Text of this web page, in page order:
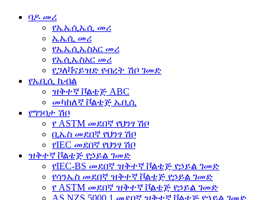
ባዶ መሪ
የኤኤሲኤሲ መሪ
ኤኤሲ መሪ
የኤኤሲኤስአር መሪ
የኤሲኤስአር መሪ
የጋለቫናይዝድ የብረት ሽቦ ገመድ
የኤቢሲ ኬብል
ዝቅተኛ ቮልቴጅ ABC
መካከለኛ ቮልቴጅ ኤቢሲ
የግንባታ ሽቦ
የ ASTM መደበኛ የህንፃ ሽቦ
ቢኤስ መደበኛ የህንፃ ሽቦ
የIEC መደበኛ የህንፃ ሽቦ
ዝቅተኛ ቮልቴጅ የኃይል ገመድ
የIEC-BS መደበኛ ዝቅተኛ ቮልቴጅ የኃይል ገመድ
የሳንኤስ መደበኛ ዝቅተኛ ቮልቴጅ የኃይል ገመድ
የ ASTM መደበኛ ዝቅተኛ ቮልቴጅ የኃይል ገመድ
AS NZS 5000.1 መደበኛ ዝቅተኛ ቮልቴጅ የኃይል ገመድ